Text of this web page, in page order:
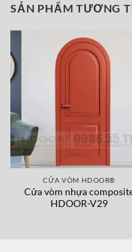
CỬA VÒM HDOOR®
Cửa vòm nhựa
HDOOR-V29